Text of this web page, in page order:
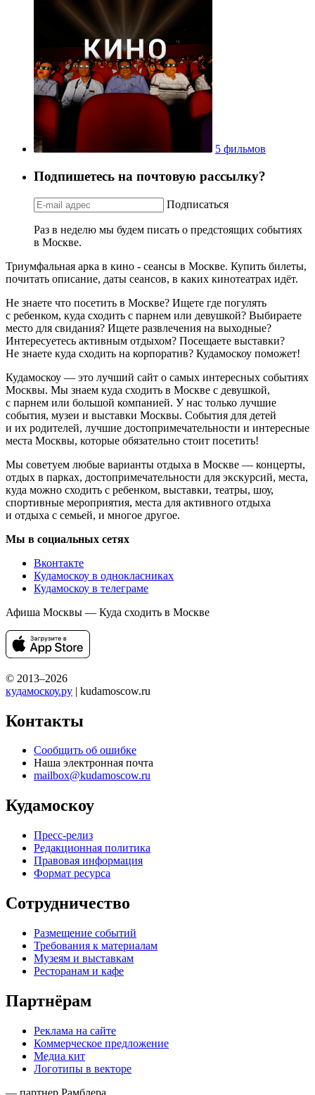
5 фильмов
Подпишетесь на почтовую рассылку?
Подписаться
Раз в неделю мы будем писать о предстоящих событиях
в Москве.
Триумфальная арка в кино - сеансы в Москве. Купить билеты,
почитать описание, даты сеансов, в каких кинотеатрах идёт.
Не знаете что посетить в Москве? Ищете где погулять
с ребенком, куда сходить с парнем или девушкой? Выбираете
место для свидания? Ищете развлечения на выходные?
Интересуетесь активным отдыхом? Посещаете выставки?
Не знаете куда сходить на корпоратив? Кудамоскоу поможет!
Кудамоскоу — это лучший сайт о самых интересных событиях
Москвы. Мы знаем куда сходить в Москве с девушкой,
с парнем или большой компанией. У нас только лучшие
события, музеи и выставки Москвы. События для детей
и их родителей, лучшие достопримечательности и интересные
места Москвы, которые обязательно стоит посетить!
Мы советуем любые варианты отдыха в Москве — концерты,
отдых в парках, достопримечательности для экскурсий, места,
куда можно сходить с ребенком, выставки, театры, шоу,
спортивные мероприятия, места для активного отдыха
и отдыха с семьей, и многое другое.
Мы в социальных сетях
Вконтакте
Кудамоскоу в однокласниках
Кудамоскоу в телеграме
Афиша Москвы — Куда сходить в Москве
© 2013–2026
кудамоскоу.ру | kudamoscow.ru
Контакты
Сообщить об ошибке
Наша электронная почта
mailbox@kudamoscow.ru
Кудамоскоу
Пресс-релиз
Редакционная политика
Правовая информация
Формат ресурса
Сотрудничество
Размещение событий
Требования к материалам
Музеям и выставкам
Ресторанам и кафе
Партнёрам
Реклама на сайте
Коммерческое предложение
Медиа кит
Логотипы в векторе
— партнер Рамблера